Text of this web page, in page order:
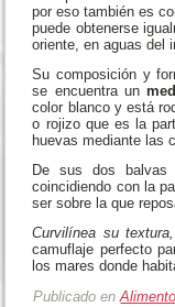
por eso también es
puede obtenerse
oriente, en aguas del
Su composición y
se encuentra un
color blanco y está
o rojizo que es la
huevas mediante las
De sus dos
coincidiendo con la
ser sobre la que
Curvilínea su
camuflaje perfecto
los mares donde
Publicado en